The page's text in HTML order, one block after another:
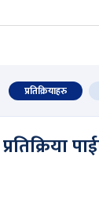
प्रतिक्रियाहरु